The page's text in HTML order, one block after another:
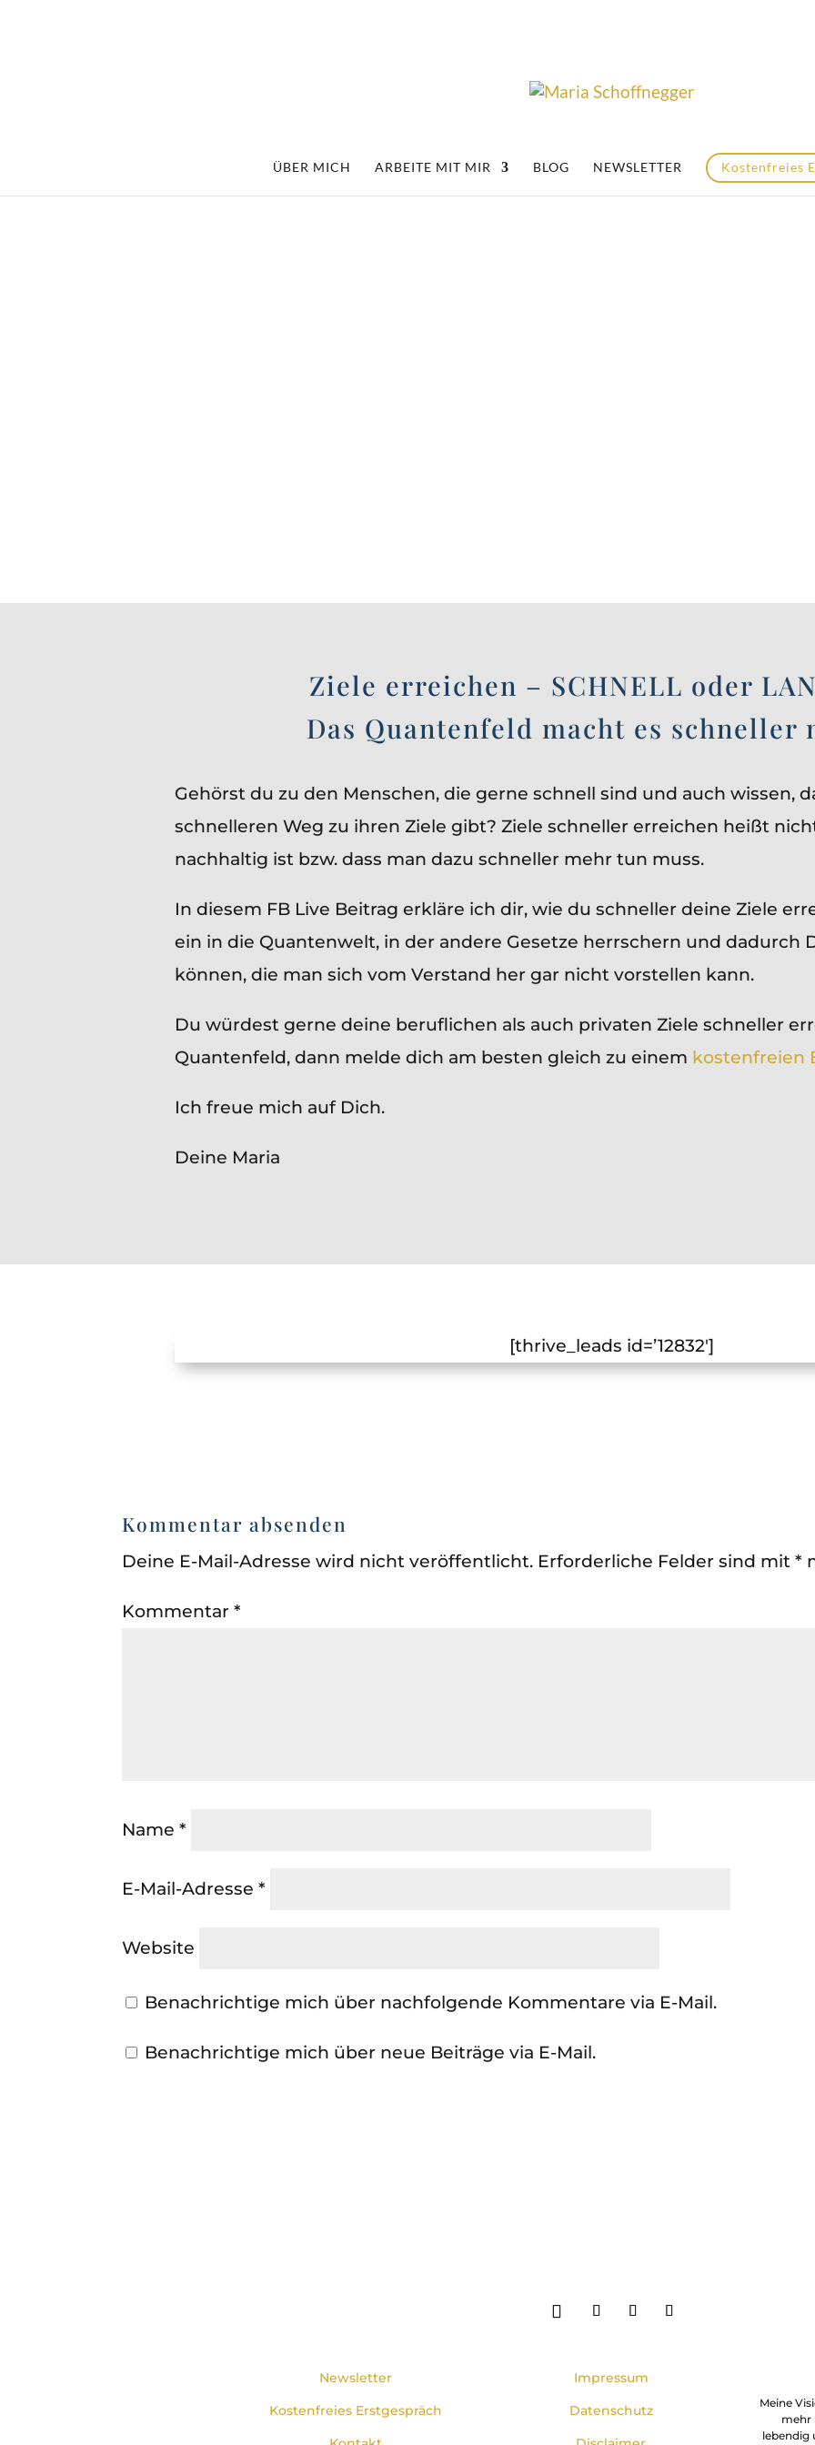
ÜBER MICH ARBEITE MIT MIR BLOG NEWSLETTER Kostenfreies
Ziele erreichen – SCHNELL oder
Das Quantenfeld macht es schneller
Gehörst du zu den Menschen, die gerne schnell sind und auch wissen,
schnelleren Weg zu ihren Ziele gibt? Ziele schneller erreichen heißt
nachhaltig ist bzw. dass man dazu schneller mehr tun muss.
In diesem FB Live Beitrag erkläre ich dir, wie du schneller deine Ziele
ein in die Quantenwelt, in der andere Gesetze herrschern und dadurch
können, die man sich vom Verstand her gar nicht vorstellen kann.
Du würdest gerne deine beruflichen als auch privaten Ziele schneller
Quantenfeld, dann melde dich am besten gleich zu einem kostenfreien
Ich freue mich auf Dich.
Deine Maria
[thrive_leads id=’12832′]
Kommentar absenden
Deine E-Mail-Adresse wird nicht veröffentlicht. Erforderliche Felder sind mit*
Kommentar*
Name*
E-Mail-Adresse*
Website
Benachrichtige mich über nachfolgende Kommentare via E-Mail.
Benachrichtige mich über neue Beiträge via E-Mail.
Newsletter
Kostenfreies Erstgespräch
Impressum
Datenschutz
Meine
mehr
lebendig